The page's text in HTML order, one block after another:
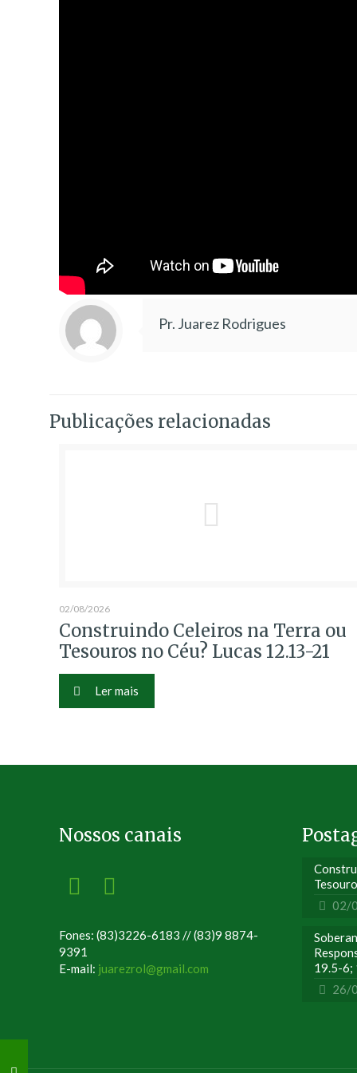
Pr. Juarez Rodrigues
Publicações relacionadas
02/08/2026
Construindo Celeiros na Terra ou
Tesouros no Céu? Lucas 12.13-21
Ler mais
Nossos canais
Fones: (83)3226-6183 // (83)9 8874-
9391
E-mail: juarezrol@gmail.com
02/
19.5-6;
26/